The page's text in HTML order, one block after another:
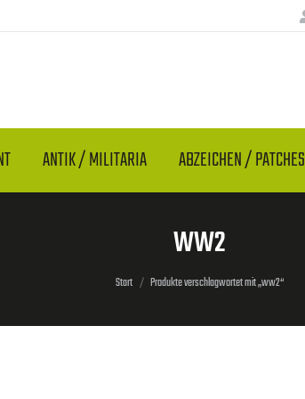
ANTIK / MILITARIA ABZEICHEN / PATCHES
WW2
Sie befinden sich hier:
Start Produkte verschlagwortet mit „ww2“